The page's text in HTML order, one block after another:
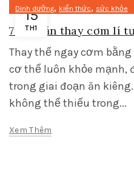
15
TH1
Dinh dưỡng, kiến thức, sức khỏe
7 món ăn thay cơm lí
Thay thế ngay cơm
cơ thể luôn khỏe mạnh,
trong giai đoạn ăn
không thể thiếu trong...
Xem Thêm